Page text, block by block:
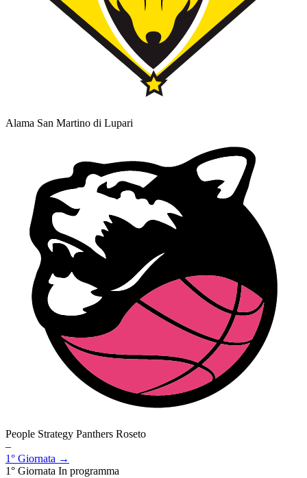
Alama San Martino di Lupari
People Strategy Panthers Roseto
–
1° Giornata →
1° Giornata In programma